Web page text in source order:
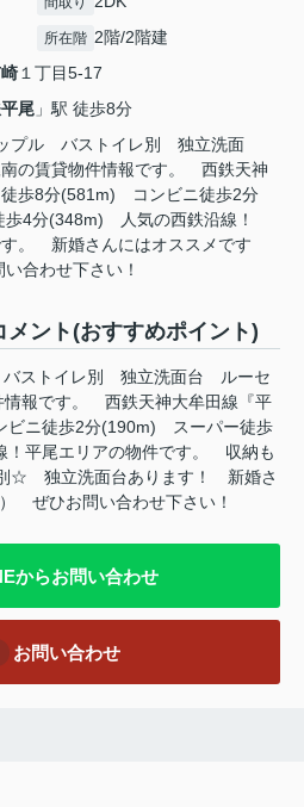
所在階 2階/2階建
１丁目5-17
尾 」駅 徒歩8分
ル バストイレ別 独立洗面
の賃貸物件情報です。 西鉄天神
徒歩8分(581m) コンビニ徒歩2分
4分(348m) 人気の西鉄沿線！
。 新婚さんにはオススメです
合わせ下さい！
ント(おすすめポイント)
ストイレ別 独立洗面台 ルーセ
情報です。 西鉄天神大牟田線『平
ニ徒歩2分(190m) スーパー徒歩
平尾エリアの物件です。 収納も
☆ 独立洗面台あります！ 新婚さ
ぜひお問い合わせ下さい！
からお問い合わせ
お問い合わせ